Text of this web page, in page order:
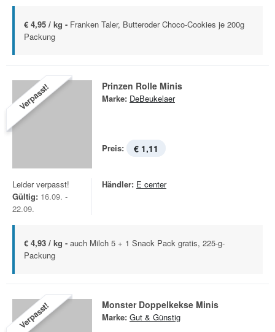
€ 4,95 / kg - Franken Taler, Butteroder Choco-Cookies je 200g
Packung
Verpasst! Prinzen Rolle Minis
Marke: DeBeukelaer
Preis: € 1,11
Leider verpasst!
Gültig: 16.09. -
22.09.
Händler: E center
€ 4,93 / kg - auch Milch 5 + 1 Snack Pack gratis, 225-g-
Packung
Verpasst! Monster Doppelkekse Minis
Marke: Gut & Günstig